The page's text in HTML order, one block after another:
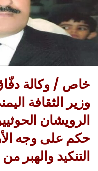
ا
خاص / وكالة
وزير الثقافة
الرويشان
حكم على وجه
التنكيد والهبر